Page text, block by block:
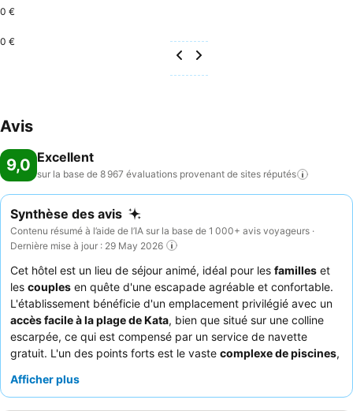
0 €
0 €
Avis
9,0 Excellent
sur la base de 8 967 évaluations provenant de sites réputés
Synthèse des avis
Contenu résumé à l’aide de l’IA sur la base de 1 000+ avis voyageurs ·
Dernière mise à jour : 29 May 2026
Cet hôtel est un lieu de séjour animé, idéal pour les familles et
les couples en quête d'une escapade agréable et confortable.
L'établissement bénéficie d'un emplacement privilégié avec un
accès facile à la plage de Kata, bien que situé sur une colline
escarpée, ce qui est compensé par un service de navette
gratuit. L'un des points forts est le vaste complexe de piscines,
pour adultes. Les clients apprécient constamment le
Afficher plus